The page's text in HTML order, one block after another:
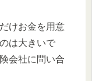
けお金を用意
は大きいで
会社に問い合